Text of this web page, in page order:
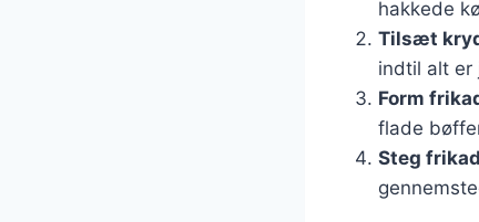
hakkede
Tilsæt
indtil alt
Form
flade
Steg